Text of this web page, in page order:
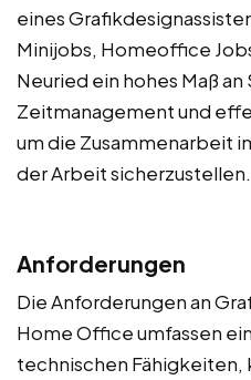
eines
Minijobs, Homeoffice
Neuried ein hohes Maß
Zeitmanagement und
um die Zusammenarbeit
der Arbeit sicherzustellen.
Anforderungen
Die Anforderungen an
Home Office umfassen
technischen